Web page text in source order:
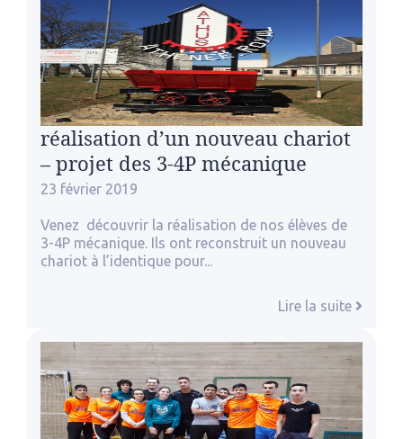
réalisation d’un nouveau chariot
– projet des 3-4P mécanique
23 février 2019
Venez découvrir la réalisation de nos élèves de
3-4P mécanique. Ils ont reconstruit un nouveau
chariot à l’identique pour...
Lire la suite